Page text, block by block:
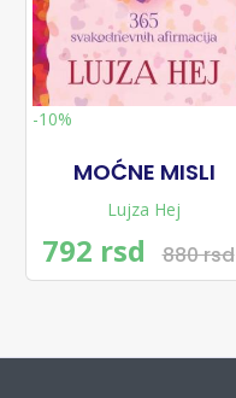
-10%
MOĆNE MISLI
Lujza Hej
792 rsd 880 rsd